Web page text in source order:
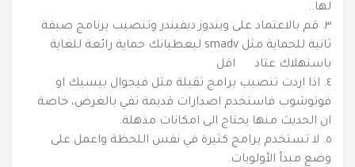
لها..
٣. قم بالاعتماد على ويندوز ديفيندر وتنصيب برنامج صبقة
ثانية للحماية مثل smadv ليعطيانك حماية رائعة للغاية
باستهلاك عتاد اقل
٤. اذا اردت تنصيب برامج ثقيلة مثل فيجوال بيسيك او
فوتوشوب فاستخدم اصدارات قديمة تفي بالغرض، خاصة
ان الحديث منها يحتاج الى امكانات مذهلة.
٥. لا تستخدم برامج كثيرة في نفس اللحظة واعمل على
وضع مبدأ الأولويات.